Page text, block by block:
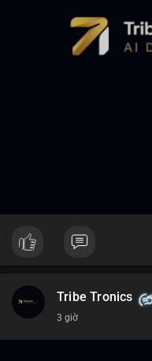
Tribe Tronics
3 giờ